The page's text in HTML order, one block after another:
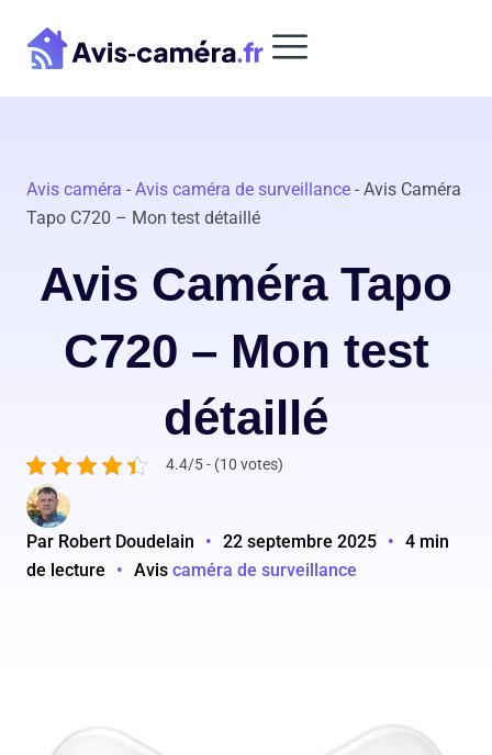
contenu
Avis caméra - Avis caméra de surveillance - Avis Caméra
Tapo C720 – Mon test détaillé
Avis Caméra Tapo
C720 – Mon test
détaillé
4.4/5 - (10 votes)
Par Robert Doudelain • 22 septembre 2025 • 4 min
de lecture
• Avis caméra de surveillance